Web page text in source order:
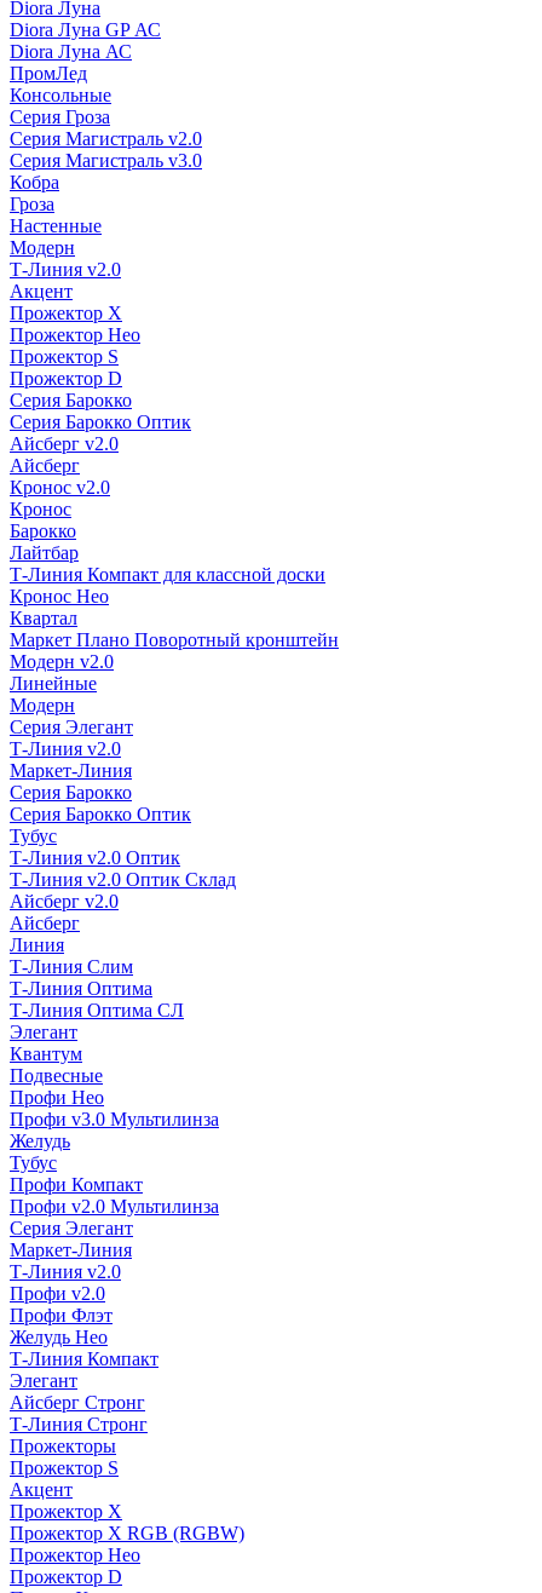
Diora Луна
Diora Луна GP АС
Diora Луна АС
ПромЛед
Консольные
Серия Гроза
Серия Магистраль v2.0
Серия Магистраль v3.0
Кобра
Гроза
Настенные
Модерн
Т-Линия v2.0
Акцент
Прожектор X
Прожектор Нео
Прожектор S
Прожектор D
Серия Барокко
Серия Барокко Оптик
Айсберг v2.0
Айсберг
Кронос v2.0
Кронос
Барокко
Лайтбар
Т-Линия Компакт для классной доски
Кронос Нео
Квартал
Маркет Плано Поворотный кронштейн
Модерн v2.0
Линейные
Модерн
Серия Элегант
Т-Линия v2.0
Маркет-Линия
Серия Барокко
Серия Барокко Оптик
Тубус
Т-Линия v2.0 Оптик
Т-Линия v2.0 Оптик Склад
Айсберг v2.0
Айсберг
Линия
Т-Линия Слим
Т-Линия Оптима
Т-Линия Оптима СЛ
Элегант
Квантум
Подвесные
Профи Нео
Профи v3.0 Мультилинза
Желудь
Тубус
Профи Компакт
Профи v2.0 Мультилинза
Серия Элегант
Маркет-Линия
Т-Линия v2.0
Профи v2.0
Профи Флэт
Желудь Нео
Т-Линия Компакт
Элегант
Айсберг Стронг
Т-Линия Стронг
Прожекторы
Прожектор S
Акцент
Прожектор X
Прожектор Х RGB (RGBW)
Прожектор Нео
Прожектор D